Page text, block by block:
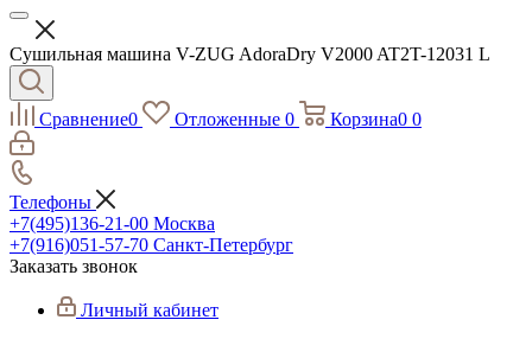
Сушильная машина V-ZUG AdoraDry V2000 AT2T-12031 L
Сравнение0 Отложенные 0 Корзина0 0
Телефоны
+7(495)136-21-00‬ Москва
+7(916)051-57-70 Санкт-Петербург
Заказать звонок
Личный кабинет